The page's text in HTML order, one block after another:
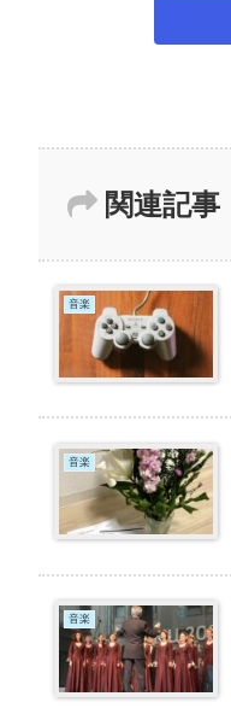
関連記事
音楽
音楽
音楽